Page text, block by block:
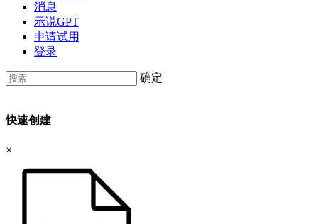
消息
示说GPT
申请试用
登录
确定
快速创建
×